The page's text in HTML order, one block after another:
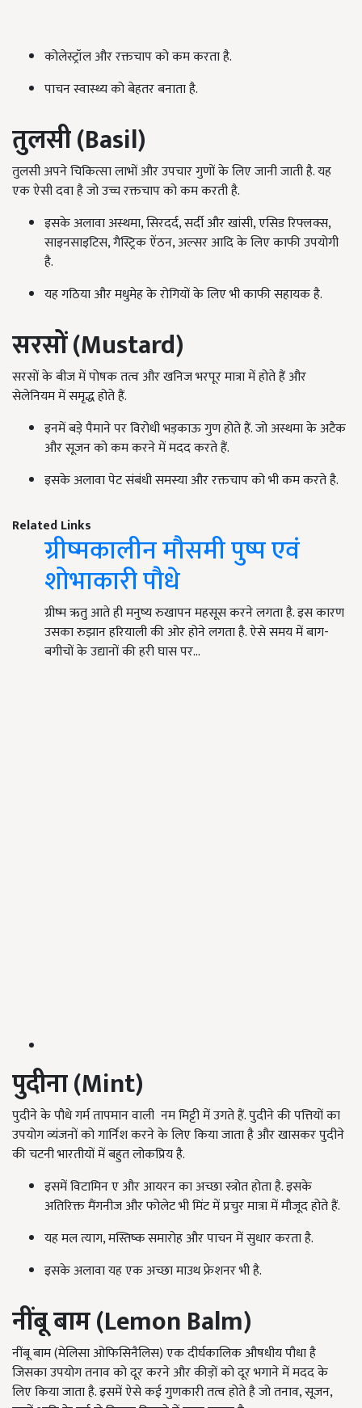
कोलेस्ट्रॉल और रक्तचाप को कम करता है.
पाचन स्वास्थ्य को बेहतर बनाता है.
तुलसी(Basil)
तुलसी अपने चिकित्सा लाभों और उपचार गुणों के लिए जानी जाती है. यह
एक ऐसी दवा है जो उच्च रक्तचाप को कम करती है.
इसके अलावा अस्थमा, सिरदर्द, सर्दी और खांसी, एसिड रिफ्लक्स,
साइनसाइटिस, गैस्ट्रिक ऐंठन, अल्सर आदि के लिए काफी उपयोगी
है.
यह गठिया और मधुमेह के रोगियों के लिए भी काफी सहायक है.
सरसों(Mustard)
सरसों के बीज में पोषक तत्व और खनिज भरपूर मात्रा में होते हैं और
सेलेनियम में समृद्ध होते हैं.
इनमें बड़े पैमाने पर विरोधी भड़काऊ गुण होते हैं. जो अस्थमा के अटैक
और सूजन को कम करने में मदद करते हैं.
इसके अलावा पेट संबंधी समस्या और रक्तचाप को भी कम करते है.
Related Links
ग्रीष्मकालीन मौसमी पुष्प एवं
शोभाकारी पौधे
ग्रीष्म ऋतु आते ही मनुष्य रुखापन महसूस करने लगता है. इस कारण
उसका रुझान हरियाली की ओर होने लगता है. ऐसे समय में बाग-
बगीचों के उद्यानों की हरी घास पर…
पुदीना(Mint)
पुदीने के पौधे गर्म तापमान वाली नम मिट्टी में उगते हैं. पुदीने की पत्तियों का
उपयोग व्यंजनों को गार्निश करने के लिए किया जाता है और खासकर पुदीने
की चटनी भारतीयों में बहुत लोकप्रिय है.
इसमें विटामिन ए और आयरन का अच्छा स्त्रोत होता है. इसके
अतिरिक्त मैंगनीज और फोलेट भी मिंट में प्रचुर मात्रा में मौजूद होते हैं.
यह मल त्याग, मस्तिष्क समारोह और पाचन में सुधार करता है.
इसके अलावा यह एक अच्छा माउथ फ्रेशनर भी है.
नींबूबाम(Lemon Balm)
नींबू बाम (मेलिसा ओफिसिनैलिस) एक दीर्घकालिक औषधीय पौधा है
जिसका उपयोग तनाव को दूर करने और कीड़ों को दूर भगाने में मदद के
लिए किया जाता है. इसमें ऐसे कई गुणकारी तत्व होते है जो तनाव, सूजन,